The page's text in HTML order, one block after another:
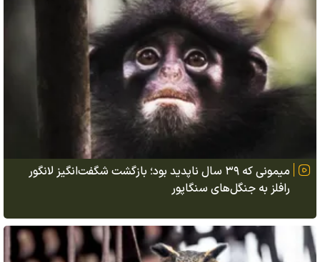
میمونی که ۳۹ سال ناپدید بود؛ بازگشت شگفت‌انگیز لانگور
رافلز به جنگل‌های سنگاپور